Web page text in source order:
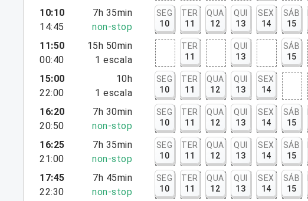
10:10
14:45
7h 35min
non-stop
SEG
10
TER
11
QUA
12
QUI
13
SEX
14
SÁB
15
11:50
00:40
15h 50min
1 escala
TER
11
QUI
13
SÁB
15
15:00
22:00
10h
1 escala
SEG
10
TER
11
QUA
12
QUI
13
SEX
14
16:20
20:50
7h 30min
non-stop
SEG
10
TER
11
QUA
12
QUI
13
SEX
14
SÁB
15
16:25
21:00
7h 35min
non-stop
SEG
10
TER
11
QUA
12
QUI
13
SEX
14
SÁB
15
17:45
22:30
7h 45min
non-stop
SEG
10
TER
11
QUA
12
QUI
13
SEX
14
SÁB
15